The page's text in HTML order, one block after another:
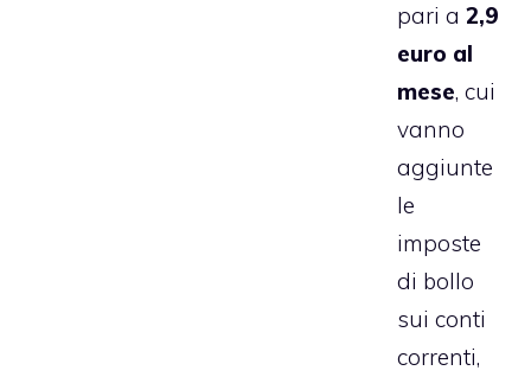
pari a 2,9
euro al
mese, cui
vanno
aggiunte
le
imposte
di bollo
sui conti
correnti,